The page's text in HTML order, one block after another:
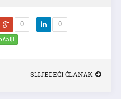
0 0
SLIJEDEĆI ČLANAK